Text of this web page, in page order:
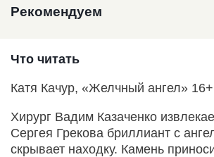
Рекомендуем
Что читать
Катя Качур, «Желчный ангел» 16+
Хирург Вадим Казаченко
Сергея Грекова бриллиант с
скрывает находку. Камень